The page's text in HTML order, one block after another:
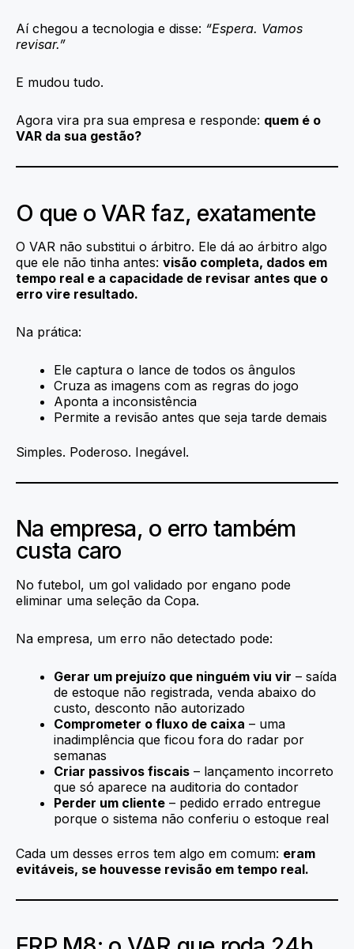
Aí chegou a tecnologia e disse: “Espera. Vamos
revisar.”
E mudou tudo.
Agora vira pra sua empresa e responde: quem é o
VAR da sua gestão?
O que o VAR faz, exatamente
O VAR não substitui o árbitro. Ele dá ao árbitro algo
que ele não tinha antes: visão completa, dados em
tempo real e a capacidade de revisar antes que o
erro vire resultado.
Na prática:
Ele captura o lance de todos os ângulos
Cruza as imagens com as regras do jogo
Aponta a inconsistência
Permite a revisão antes que seja tarde demais
Simples. Poderoso. Inegável.
Na empresa, o erro também
custa caro
No futebol, um gol validado por engano pode
eliminar uma seleção da Copa.
Na empresa, um erro não detectado pode:
Gerar um prejuízo que ninguém viu vir – saída
de estoque não registrada, venda abaixo do
custo, desconto não autorizado
Comprometer o fluxo de caixa – uma
inadimplência que ficou fora do radar por
semanas
Criar passivos fiscais – lançamento incorreto
que só aparece na auditoria do contador
Perder um cliente – pedido errado entregue
porque o sistema não conferiu o estoque real
Cada um desses erros tem algo em comum: eram
evitáveis, se houvesse revisão em tempo real.